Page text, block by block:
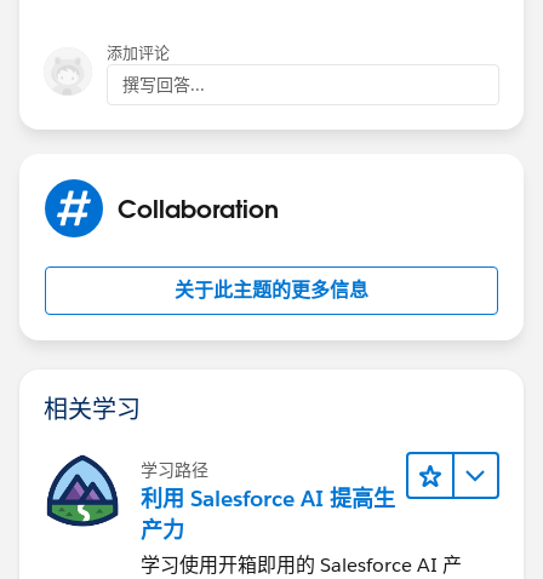
you feel you are satisfied.
Thanks.
添加评论
撰写回答...
Collaboration
关于此主题的更多信息
相关学习
学习路径
利用 Salesforce AI 提高生
产力
学习使用开箱即用的 Salesforce AI 产